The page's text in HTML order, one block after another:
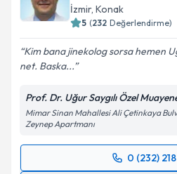
E-posta Adresiniz
'ni okudum ve
kapsamda işlenmesini
Takvim
İzmir, Konak
5 (232 Değerlendirme)
Kim bana jinekolog sorsa hemen
net. Baska...
Prof. Dr. Uğur Saygılı Özel
Mimar Sinan Mahallesi Ali Çetinkaya
Zeynep Apartmanı
0 (232)
Randevu Takvimi Talebi